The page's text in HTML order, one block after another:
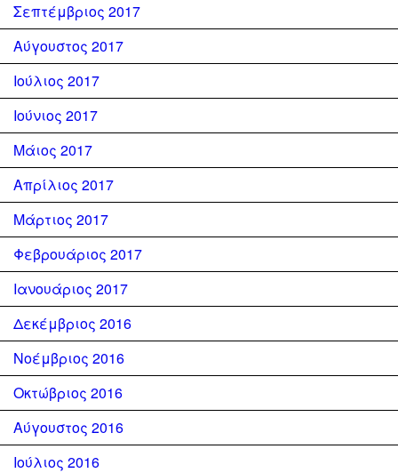
Σεπτέμβριος 2017
Αύγουστος 2017
Ιούλιος 2017
Ιούνιος 2017
Μάιος 2017
Απρίλιος 2017
Μάρτιος 2017
Φεβρουάριος 2017
Ιανουάριος 2017
Δεκέμβριος 2016
Νοέμβριος 2016
Οκτώβριος 2016
Αύγουστος 2016
Ιούλιος 2016